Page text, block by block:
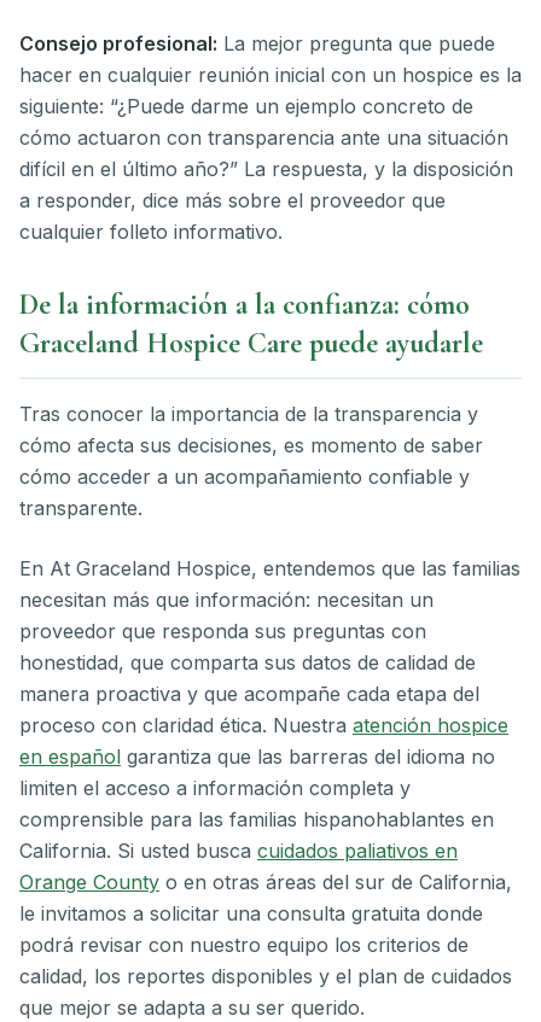
Consejo profesional: La mejor pregunta que puede
hacer en cualquier reunión inicial con un hospice es la
siguiente: “¿Puede darme un ejemplo concreto de
cómo actuaron con transparencia ante una situación
difícil en el último año?” La respuesta, y la disposición
a responder, dice más sobre el proveedor que
cualquier folleto informativo.
De la información a la confianza: cómo
Graceland Hospice Care puede ayudarle
Tras conocer la importancia de la transparencia y
cómo afecta sus decisiones, es momento de saber
cómo acceder a un acompañamiento confiable y
transparente.
En At Graceland Hospice, entendemos que las familias
necesitan más que información: necesitan un
proveedor que responda sus preguntas con
honestidad, que comparta sus datos de calidad de
manera proactiva y que acompañe cada etapa del
proceso con claridad ética. Nuestra atención hospice
en español garantiza que las barreras del idioma no
limiten el acceso a información completa y
comprensible para las familias hispanohablantes en
California. Si usted busca cuidados paliativos en
Orange County o en otras áreas del sur de California,
le invitamos a solicitar una consulta gratuita donde
podrá revisar con nuestro equipo los criterios de
calidad, los reportes disponibles y el plan de cuidados
que mejor se adapta a su ser querido.